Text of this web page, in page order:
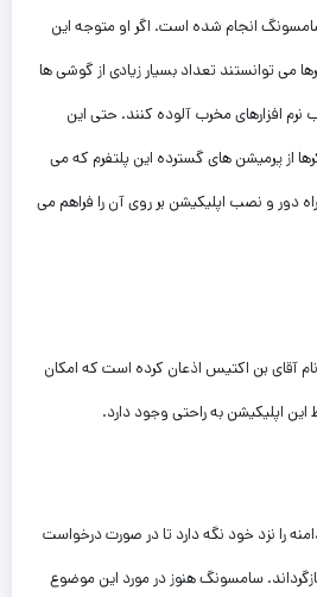
سامسونگ انجام شده است. اگر او متوجه این
می توانستند تعداد بسیار زیادی از گوشی ها
افزارهای مخرب آلوده کنند. حتی این
از پرمیشن های گسترده این پلتفرم که می
دور و نصب اپلیکیشن بر روی آن را فراهم می
آقای بن اکتیس اذعان کرده است که امکان
اپلیکیشن به راحتی وجود دارد.
را نزد خود نگه دارد تا در صورت درخواست
سامسونگ هنوز در مورد این موضوع